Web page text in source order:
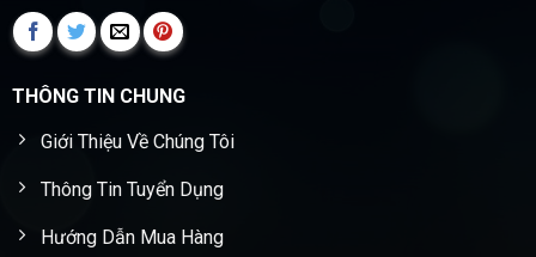
THÔNG TIN CHUNG
Giới Thiệu Về Chúng Tôi
Thông Tin Tuyển Dụng
Hướng Dẫn Mua Hàng